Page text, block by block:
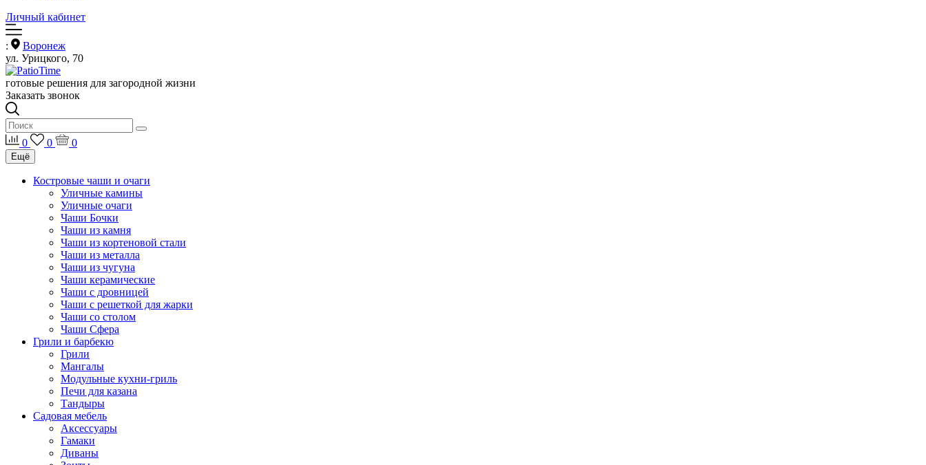
Личный кабинет
:
Воронеж
ул. Урицкого, 70
готовые решения для загородной жизни
Заказать звонок
0 0 0
Ещё
Костровые чаши и очаги
Уличные камины
Уличные очаги
Чаши Бочки
Чаши из камня
Чаши из кортеновой стали
Чаши из металла
Чаши из чугуна
Чаши керамические
Чаши с дровницей
Чаши с решеткой для жарки
Чаши со столом
Чаши Сфера
Грили и барбекю
Грили
Мангалы
Модульные кухни-гриль
Печи для казана
Тандыры
Садовая мебель
Аксессуары
Гамаки
Диваны